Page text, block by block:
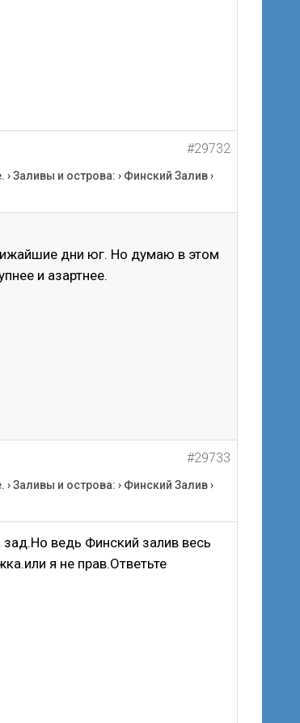
#29732
›Заливы и острова: › Финский Залив›
дни юг. Но думаю в этом
и азартнее.
#29733
›Заливы и острова: › Финский Залив›
ведь Финский залив весь
я не прав.Ответьте